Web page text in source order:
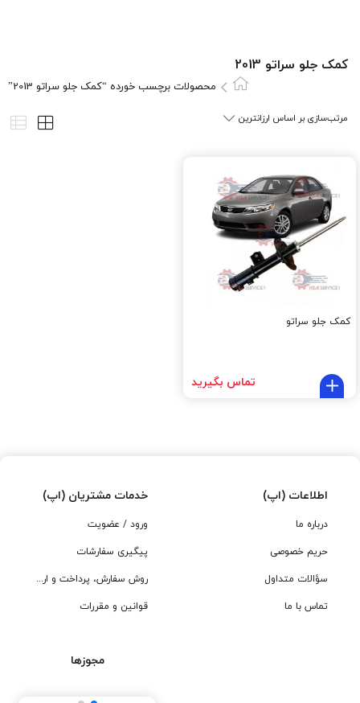
کمک جلو سراتو 2013
محصولات برچسب خورده “کمک جلو سراتو 2013”
کمک جلو سراتو
تماس بگیرید
اطلاعات (اپ)
درباره ما
حریم خصوصی
سؤالات متداول
تماس با ما
خدمات مشتریان (اپ)
ورود / عضویت
پیگیری سفارشات
روش سفارش، پرداخت و ارسال
قوانین و مقررات
مجوزها